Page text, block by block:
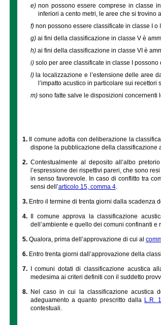
e)non possono essere comprese in classe
inferiori a cento metri, le aree che si trovino
f) non possono essere classificate in classe I
g) ai fini della classificazione in classe V è
h) ai fini della classificazione in classe VI è
i) solo per aree classificate in classe I
l) la localizzazione e l’estensione delle aree
l’impatto acustico in particolare sui recettori
m) sono fatte salve le disposizioni concernenti
1.
Il comune adotta con deliberazione la
dispone la pubblicazione della classificazione
2. Contestualmente al deposito all’albo
l’espressione dei rispettivi pareri, che sono
in senso favorevole. In caso di conflitto tra
sensi dell’articolo 15, comma 4.
3. Entro il termine di trenta giorni dalla scadenza
4.
Il comune approva la classificazione
dell’ambiente e quello dei comuni confinanti
5. Qualora, prima dell’approvazione di cui al
6. Entro trenta giorni dall’approvazione della
7. I comuni dotati di classificazione acustica
medesima ai criteri definiti con il suddetto
8. Nel caso in cui la classificazione acustica
adeguamento a quanto prescritto dalla L.R.
contestuali.